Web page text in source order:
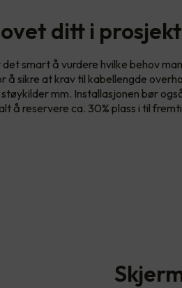
ditt i
smart å vurdere hvilke behov
å sikre at krav til kabellengde
mm. Installasjonen bør
å reservere ca. 30% plass i til